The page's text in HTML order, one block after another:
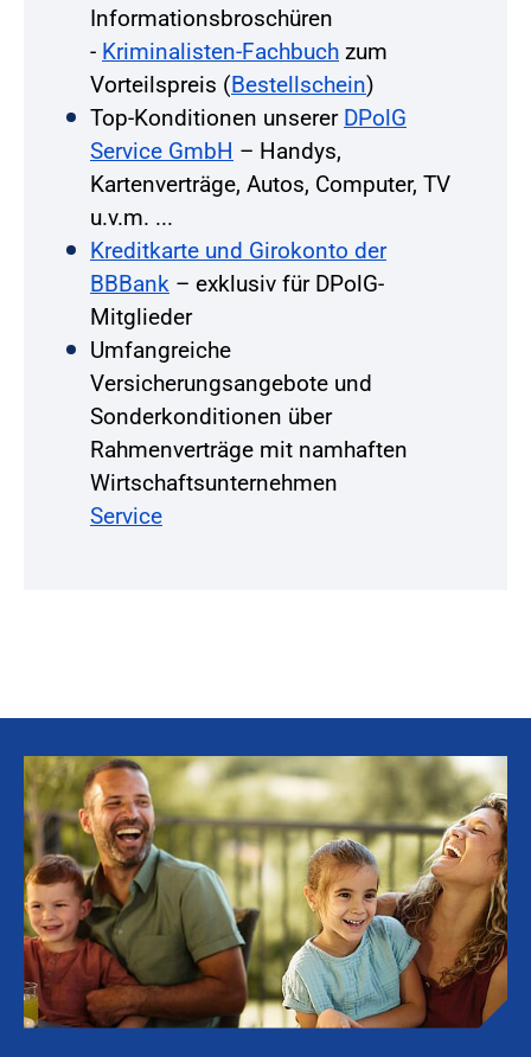
Informationsbroschüren
- Kriminalisten-Fachbuch zum
Vorteilspreis (Bestellschein)
Top-Konditionen unserer DPolG
Service GmbH – Handys,
Kartenverträge, Autos, Computer, TV
u.v.m. ...
Kreditkarte und Girokonto der
BBBank – exklusiv für DPolG-
Mitglieder
Umfangreiche
Versicherungsangebote und
Sonderkonditionen über
Rahmenverträge mit namhaften
Wirtschaftsunternehmen
Service